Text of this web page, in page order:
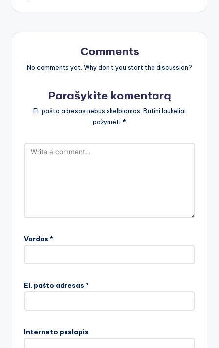
Comments
No comments yet. Why don’t you start the discussion?
Parašykite komentarą
El. pašto adresas nebus skelbiamas. Būtini laukeliai
pažymėti *
Vardas *
El. pašto adresas *
Interneto puslapis